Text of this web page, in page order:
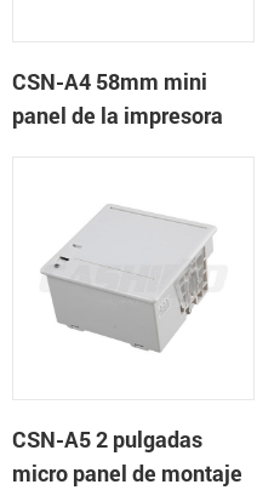
CSN-A4 58mm mini
panel de la impresora
CSN-A5 2 pulgadas
micro panel de montaje